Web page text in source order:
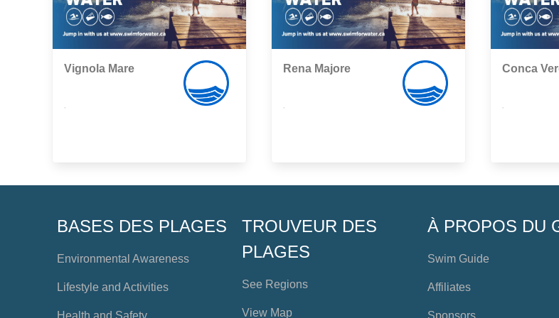
Vignola Mare Rena Majore Conca
BASES DES PLAGES
Environmental Awareness
Lifestyle and Activities
Health and Safety
TROUVEUR DES
PLAGES
See Regions
View Map
À PROPOS DU
Swim Guide
Affiliates
Sponsors